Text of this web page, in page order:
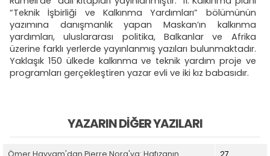
“Teknik İşbirliği ve Kalkınma Yardımları” bölümünün
yazımına danışmanlık yapan Maskan’ın kalkınma
yardımları, uluslararası politika, Balkanlar ve Afrika
üzerine farklı yerlerde yayınlanmış yazıları bulunmaktadır.
Yaklaşık 150 ülkede kalkınma ve teknik yardım proje ve
programları gerçekleştiren yazar evli ve iki kız babasıdır.
YAZARIN DIĞER YAZILARI